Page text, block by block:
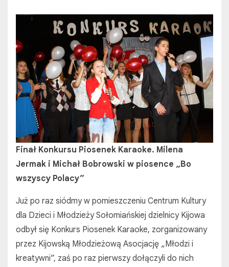
Finał Konkursu Piosenek Karaoke. Milena
Jermak i Michał Bobrowski w piosence „Bo
wszyscy Polacy”
Już po raz siódmy w pomieszczeniu Centrum Kultury
dla Dzieci i Młodzieży Sołomiańskiej dzielnicy Kijowa
odbył się Konkurs Piosenek Karaoke, zorganizowany
przez Kijowską Młodzieżową Asocjację „Młodzi i
kreatywni”, zaś po raz pierwszy dołączyli do nich